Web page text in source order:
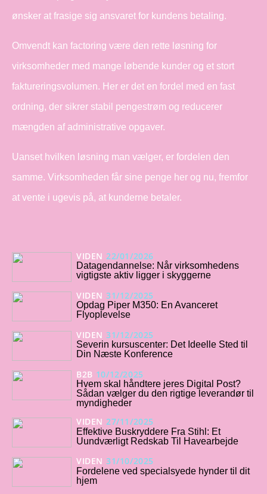
ønsker at frasige sig ansvaret for kundens betaling.
Omvendt kan factoring være den rette løsning for
virksomheder med mange løbende kunder og et stort
faktureringsvolumen. Her er det en fordel med en fast
ordning, der sikrer stabil pengestrøm og reducerer
mængden af administrative opgaver.
Uanset hvilken løsning man vælger, er fordelen den
samme. Virksomheden får sine penge her og nu, fremfor
at vente i ugevis på, at kunderne betaler.
VIDEN 22/01/2026
Datagendannelse: Når virksomhedens
vigtigste aktiv ligger i skyggerne
VIDEN 31/12/2025
Opdag Piper M350: En Avanceret
Flyoplevelse
VIDEN 31/12/2025
Severin kursuscenter: Det Ideelle Sted til
Din Næste Konference
B2B 10/12/2025
Hvem skal håndtere jeres Digital Post?
Sådan vælger du den rigtige leverandør til
myndigheder
VIDEN 27/11/2025
Effektive Buskryddere Fra Stihl: Et
Uundværligt Redskab Til Havearbejde
VIDEN 31/10/2025
Fordelene ved specialsyede hynder til dit
hjem